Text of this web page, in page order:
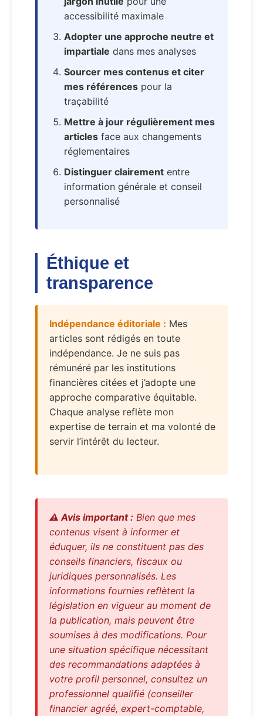
accessibilité maximale
Adopter une approche neutre et
impartiale dans mes analyses
Sourcer mes contenus et citer
mes références pour la
traçabilité
Mettre à jour régulièrement mes
articles face aux changements
réglementaires
Distinguer clairement entre
information générale et conseil
personnalisé
Éthique et
transparence
Indépendance éditoriale : Mes
articles sont rédigés en toute
indépendance. Je ne suis pas
rémunéré par les institutions
financières citées et j’adopte une
approche comparative équitable.
Chaque analyse reflète mon
expertise de terrain et ma volonté de
servir l’intérêt du lecteur.
⚠️ Avis important : Bien que mes
contenus visent à informer et
éduquer, ils ne constituent pas des
conseils financiers, fiscaux ou
juridiques personnalisés. Les
informations fournies reflètent la
législation en vigueur au moment de
la publication, mais peuvent être
soumises à des modifications. Pour
une situation spécifique nécessitant
des recommandations adaptées à
votre profil personnel, consultez un
professionnel qualifié (conseiller
financier agréé, expert-comptable,